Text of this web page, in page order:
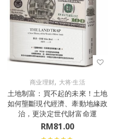
商业理财, 大将·生活
土地制富：買不起的未來！土地
如何壟斷現代經濟、牽動地緣政
治，更決定世代財富命運
RM81.00